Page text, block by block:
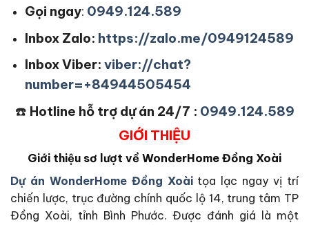
Gọi ngay: 0949.124.589
Inbox Zalo: https://zalo.me/0949124589
Inbox Viber: viber://chat?
number=+84944505454
☎️ Hotline hỗ trợ dự án 24/7 : 0949.124.589
GIỚI THIỆU
Giới thiệu sơ lượt về WonderHome Đồng Xoài
Dự án WonderHome Đồng Xoàitọa lạc ngay vị trí
chiến lược, trục đường chính quốc lộ 14, trung tâm TP
Đồng Xoài, tỉnh Bình Phước. Được đánh giá là một